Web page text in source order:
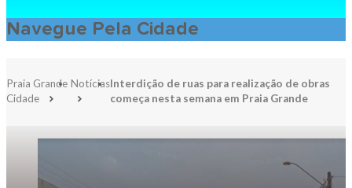
Navegue Pela Cidade
Praia Grande
Cidade
NotíciasInterdição de ruas para realização de obras
começa nesta semana em Praia Grande